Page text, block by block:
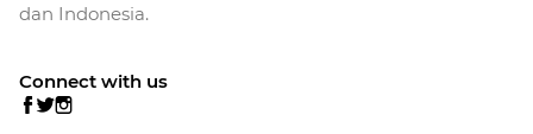
dan Indonesia.
Connect with us